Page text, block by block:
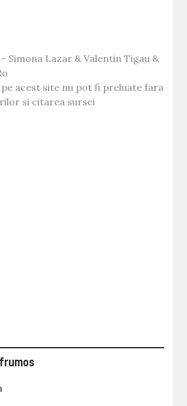
- Simona Lazar & Valentin Tigau &
acest site nu pot fi preluate fara
si citarea sursei